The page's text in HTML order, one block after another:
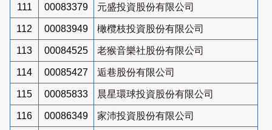
111 00083379 元盛投資股份有限公司
112 00083949 橄欖枝投資股份有限公司
113 00084525 老猴音樂社股份有限公司
114 00085427 逅巷股份有限公司
115 00085833 晨星環球投資股份有限公司
116 00086349 家沛投資股份有限公司